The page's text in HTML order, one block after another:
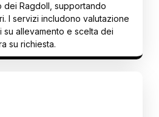
Ragdoll, supportando
I servizi includono valutazione
allevamento e scelta dei
su richiesta.